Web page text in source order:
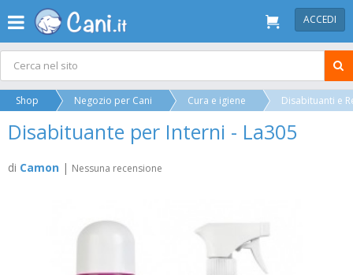
ACCEDI
Shop Negozio per Cani Cura e igiene Disabituanti e
Disabituante per Interni - La305
di Camon | Nessuna recensione